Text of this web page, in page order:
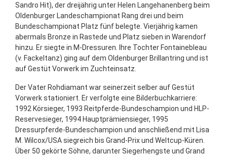
Sandro Hit), der dreijährig unter Helen Langehanenberg beim
Oldenburger Landeschampionat Rang drei und beim
Bundeschampionat Platz fünf belegte. Vierjährig kamen
abermals Bronze in Rastede und Platz sieben in Warendorf
hinzu. Er siegte in M-Dressuren. Ihre Tochter Fontainebleau
(v. Fackeltanz) ging auf dem Oldenburger Brillantring und ist
auf Gestüt Vorwerk im Zuchteinsatz.
Der Vater Rohdiamant war seinerzeit selber auf Gestüt
Vorwerk stationiert. Er verfolgte eine Bilderbuchkarriere:
1992 Körsieger, 1993 Reitpferde-Bundeschampion und HLP-
Reservesieger, 1994 Hauptprämiensieger, 1995
Dressurpferde-Bundeschampion und anschließend mit Lisa
M. Wilcox/USA siegreich bis Grand-Prix und Weltcup-Küren.
Über 50 gekörte Söhne, darunter Siegerhengste und Grand